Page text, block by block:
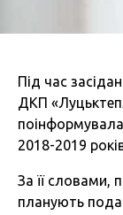
Під час
ДКП
2018-2019
За її словами,
планують